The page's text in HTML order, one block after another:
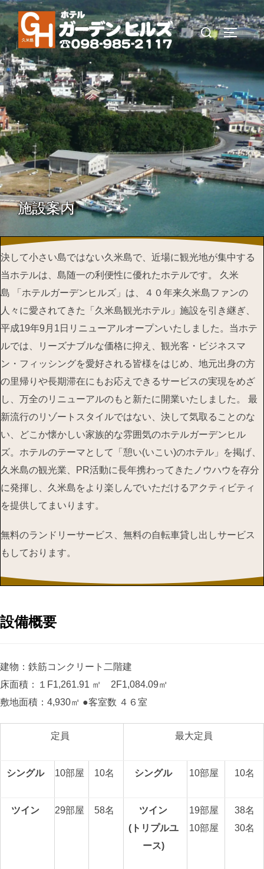
コ
ン
テ
ン
ツ
へ
ス
キ
ッ
プ
検
索
対
象:
サイドバ
施設案内
決して小さい島ではない久米島で、近場に観光地が集中する
当ホテルは、島随一の利便性に優れたホテルです。 久米
島 「ホテルガーデンヒルズ」は、４０年来久米島ファンの
人々に愛されてきた「久米島観光ホテル」施設を引き継ぎ、
平成19年9月1日リニューアルオープンいたしました。当ホテ
ルでは、リーズナブルな価格に抑え、観光客・ビジネスマ
ン・フィッシングを愛好される皆様をはじめ、地元出身の方
の里帰りや長期滞在にもお応えできるサービスの実現をめざ
し、万全のリニューアルのもと新たに開業いたしました。 最
新流行のリゾートスタイルではない、決して気取ることのな
い、どこか懐かしい家族的な雰囲気のホテルガーデンヒル
ズ。ホテルのテーマとして「憩い(いこい)のホテル」を掲げ、
久米島の観光業、PR活動に長年携わってきたノウハウを存分
に発揮し、久米島をより楽しんでいただけるアクティビティ
を提供してまいります。
無料のランドリーサービス、無料の自転車貸し出しサービス
もしております。
設備概要
建物：鉄筋コンクリート二階建
床面積：１F1,261.91 ㎡ 2F1,084.09㎡
敷地面積：4,930㎡ ●客室数 ４６室
定員 最大定員
シングル 10部屋 10名 シングル 10部屋 10名
ツイン 29部屋 58名
ツイン
(トリプルユ
ース)
19部屋
10部屋
38名
30名